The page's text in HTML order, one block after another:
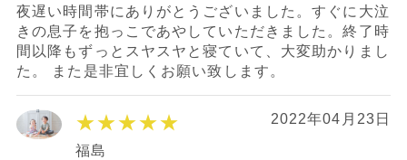
夜遅い時間帯にありがとうございました。すぐに大泣
きの息子を抱っこであやしていただきました。終了時
間以降もずっとスヤスヤと寝ていて、大変助かりまし
た。 また是非宜しくお願い致します。
★★★★★ 2022年04月23日
福島